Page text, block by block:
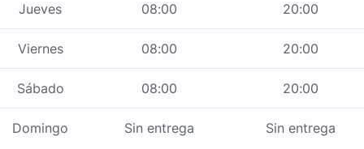
Jueves 08:00 20:00
Viernes 08:00 20:00
Sábado 08:00 20:00
Domingo Sin entrega Sin entrega